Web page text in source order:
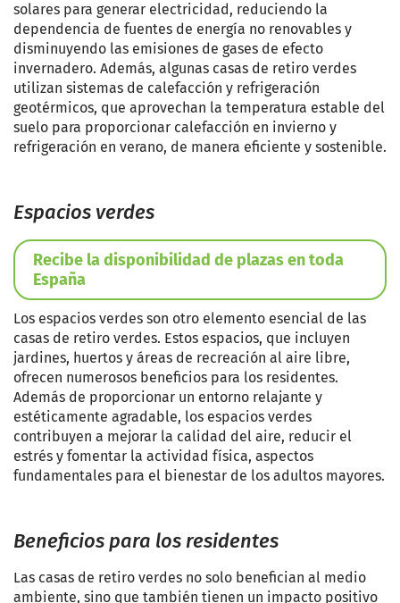
solares para generar electricidad, reduciendo la
dependencia de fuentes de energía no renovables y
disminuyendo las emisiones de gases de efecto
invernadero. Además, algunas casas de retiro verdes
utilizan sistemas de calefacción y refrigeración
geotérmicos, que aprovechan la temperatura estable del
suelo para proporcionar calefacción en invierno y
refrigeración en verano, de manera eficiente y sostenible.
Espacios verdes
Recibe la disponibilidad de plazas en toda
España
Los espacios verdes son otro elemento esencial de las
casas de retiro verdes. Estos espacios, que incluyen
jardines, huertos y áreas de recreación al aire libre,
ofrecen numerosos beneficios para los residentes.
Además de proporcionar un entorno relajante y
estéticamente agradable, los espacios verdes
contribuyen a mejorar la calidad del aire, reducir el
estrés y fomentar la actividad física, aspectos
fundamentales para el bienestar de los adultos mayores.
Beneficios para los residentes
Las casas de retiro verdes no solo benefician al medio
ambiente, sino que también tienen un impacto positivo